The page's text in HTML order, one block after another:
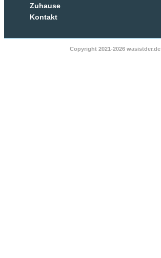
Zuhause
Kontakt
Copyright 2021-2026 wasistder.de